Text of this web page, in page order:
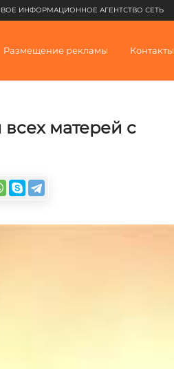
ИНФОРМАЦИОННОЕ АГЕНТСТВО СЕТЬ
Размещение рекламы Контакты
матерей с